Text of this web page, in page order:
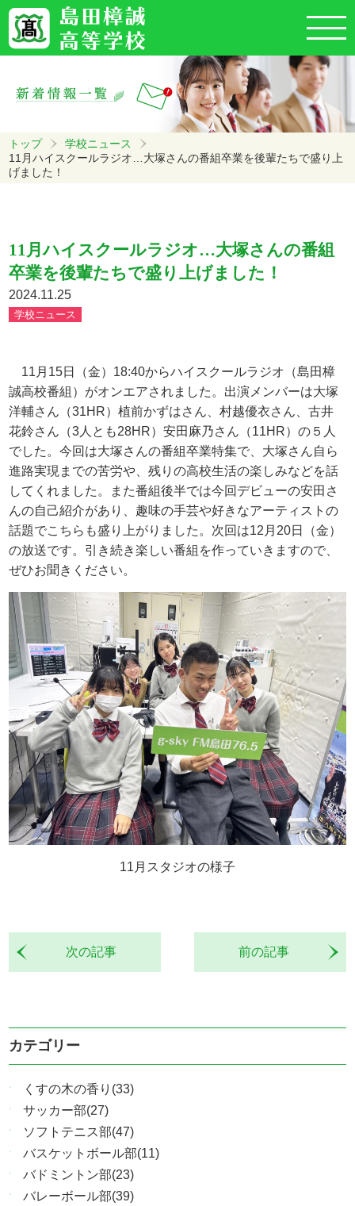
トップ
学校ニュース
11月ハイスクールラジオ…大塚さんの番組卒業を後輩たちで盛り上
げました！
11月ハイスクールラジオ…大塚さんの番組
卒業を後輩たちで盛り上げました！
2024.11.25
学校ニュース
11月 15日（金） 18:40からハイスクールラジオ（島田樟
誠高校番組）がオンエアされました。出演メンバーは大塚
洋輔さん（31HR）植前かずはさん、村越優衣さん、古井
花鈴さん（3 人とも28HR）安田麻乃さん（11HR）の５人
でした。今回は大塚さんの番組卒業特集で、大塚さん自ら
進路実現までの苦労や、残りの高校生活の楽しみなどを話
してくれました。また番組後半では今回デビューの安田さ
んの自己紹介があり、趣味の手芸や好きなアーティストの
話題でこちらも盛り上がりました。次回は12 月 20日（金）
の放送です。引き続き楽しい番組を作っていきますので、
ぜひお聞きください。
11月スタジオの様子
前の記事
次の記事
カテゴリー
くすの木の香り(33)
サッカー部(27)
ソフトテニス部(47)
バスケットボール部(11)
バドミントン部(23)
バレーボール部(39)